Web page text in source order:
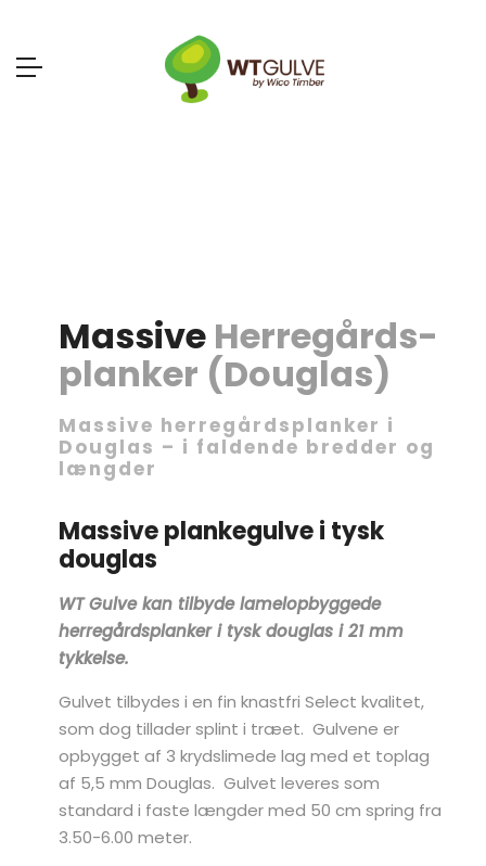
Massive Herregårds-
planker (Douglas)
Massive herregårdsplanker i
Douglas – i faldende bredder og
længder
Massive plankegulve i tysk
douglas
WT Gulve kan tilbyde lamelopbyggede
herregårdsplanker i tysk douglas i 21 mm
tykkelse.
Gulvet tilbydes i en fin knastfri Select kvalitet,
som dog tillader splint i træet. Gulvene er
opbygget af 3 krydslimede lag med et toplag
af 5,5 mm Douglas. Gulvet leveres som
standard i faste længder med 50 cm spring fra
3.50-6.00 meter.